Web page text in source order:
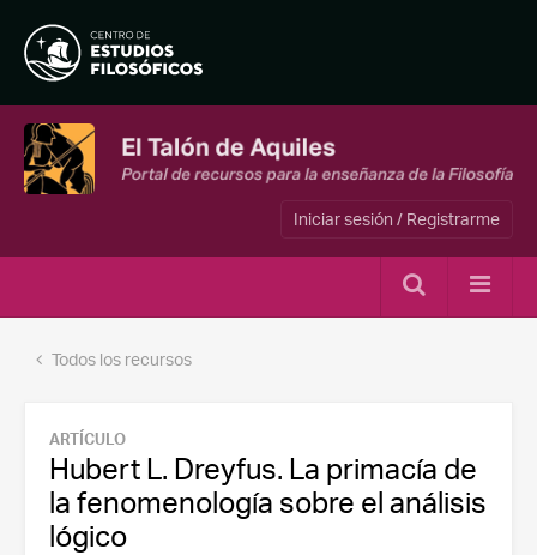
Iniciar sesión / Registrarme
Todos los recursos
ARTÍCULO
Hubert L. Dreyfus. La primacía de
la fenomenología sobre el análisis
lógico